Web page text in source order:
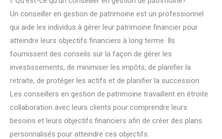
Un conseiller en gestion de patrimoine est un professionnel
qui aide les individus à gérer leur patrimoine financier pour
atteindre leurs objectifs financiers à long terme. Ils
fournissent des conseils sur la façon de gérer les
investissements, de minimiser les impôts, de planifier la
retraite, de protéger les actifs et de planifier la succession.
Les conseillers en gestion de patrimoine travaillent en étroite
collaboration avec leurs clients pour comprendre leurs
besoins et leurs objectifs financiers afin de créer des plans
personnalisés pour atteindre ces objectifs.